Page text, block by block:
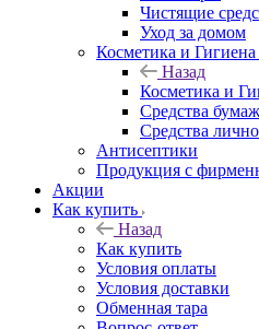
Чистящие
Уход за домом
Косметика и Гигиена
Назад
Косметика и
Средства
Средства
Антисептики
Продукция с
Акции
Как купить
Назад
Как купить
Условия оплаты
Условия доставки
Обменная тара